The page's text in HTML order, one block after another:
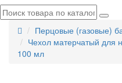
Перцовые (газовые)
Чехол матерчатый для
100 мл